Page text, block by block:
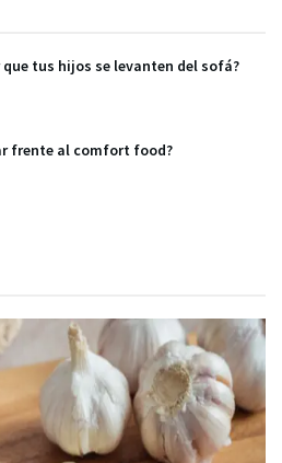
que tus hijos se levanten del sofá?
frente al comfort food?